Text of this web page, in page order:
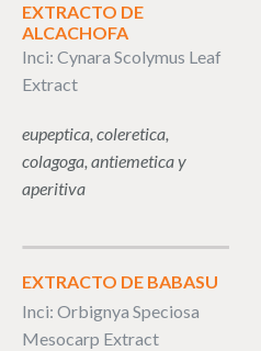
EXTRACTO DE
ALCACHOFA
Inci: Cynara Scolymus Leaf
Extract
eupeptica, coleretica,
colagoga, antiemetica y
aperitiva
EXTRACTO DE BABASU
Inci: Orbignya Speciosa
Mesocarp Extract